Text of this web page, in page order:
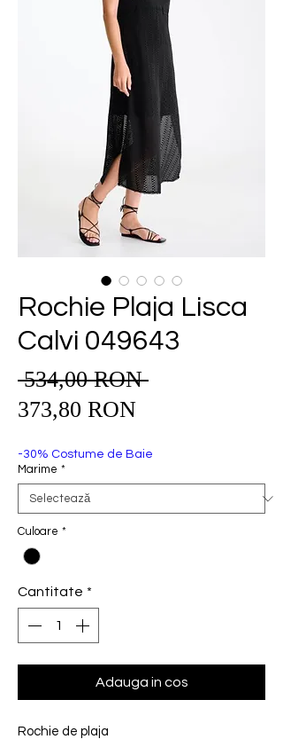
Rochie Plaja Lisca
Calvi 049643
534,00 RON Preț
373,80 RONPreț
-30% Costume de Baie
Marime *
Culoare *
Cantitate *
Adauga in cos
Rochie de plaja